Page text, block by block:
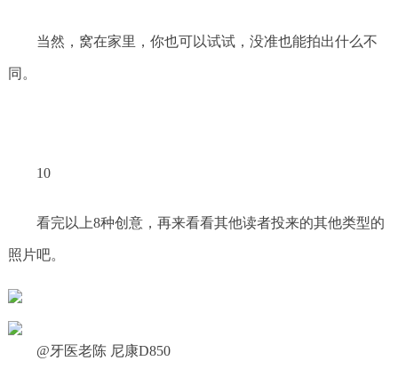
当然，窝在家里，你也可以试试，没准也能拍出什么不
同。
10
看完以上8种创意，再来看看其他读者投来的其他类型的
照片吧。
@牙医老陈 尼康D850